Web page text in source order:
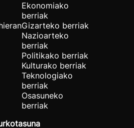
Ekonomiako
berriak
Gizarteko berriak
Nazioarteko
berriak
Politikako berriak
Kulturako berriak
Teknologiako
berriak
Osasuneko
berriak